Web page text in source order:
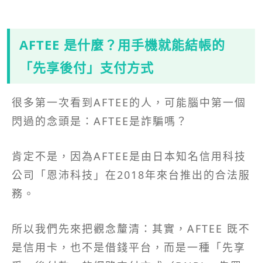
AFTEE 是什麼？用手機就能結帳的
「先享後付」支付方式
很多第一次看到AFTEE的人，可能腦中第一個
閃過的念頭是：AFTEE是詐騙嗎？
肯定不是，因為AFTEE是由日本知名信用科技
公司「恩沛科技」在2018年來台推出的合法服
務。
所以我們先來把觀念釐清：其實，AFTEE 既不
是信用卡，也不是借錢平台，而是一種「先享